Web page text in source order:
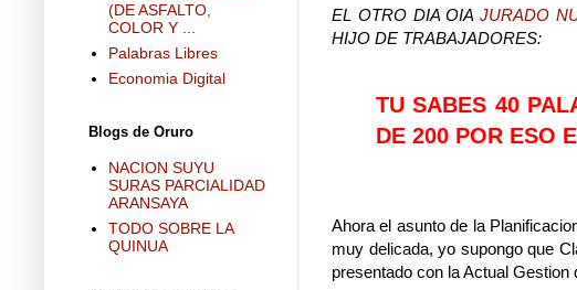
EL OTRO DIA OIAJURADO
HIJO DE TRABAJADORES:
TU SABES 40
DE 200 POR ESO
Ahora el asunto de la
muy delicada, yo supongo que
presentado con la Actual
(DE ASFALTO,
COLOR Y ...
Palabras Libres
Economia Digital
Blogs de Oruro
NACION SUYU
SURAS PARCIALIDAD
ARANSAYA
TODO SOBRE LA
QUINUA